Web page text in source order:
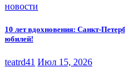
новости
10 лет вдохновения: Санкт-
юбилей!
teatrd41 Июл 15, 2026